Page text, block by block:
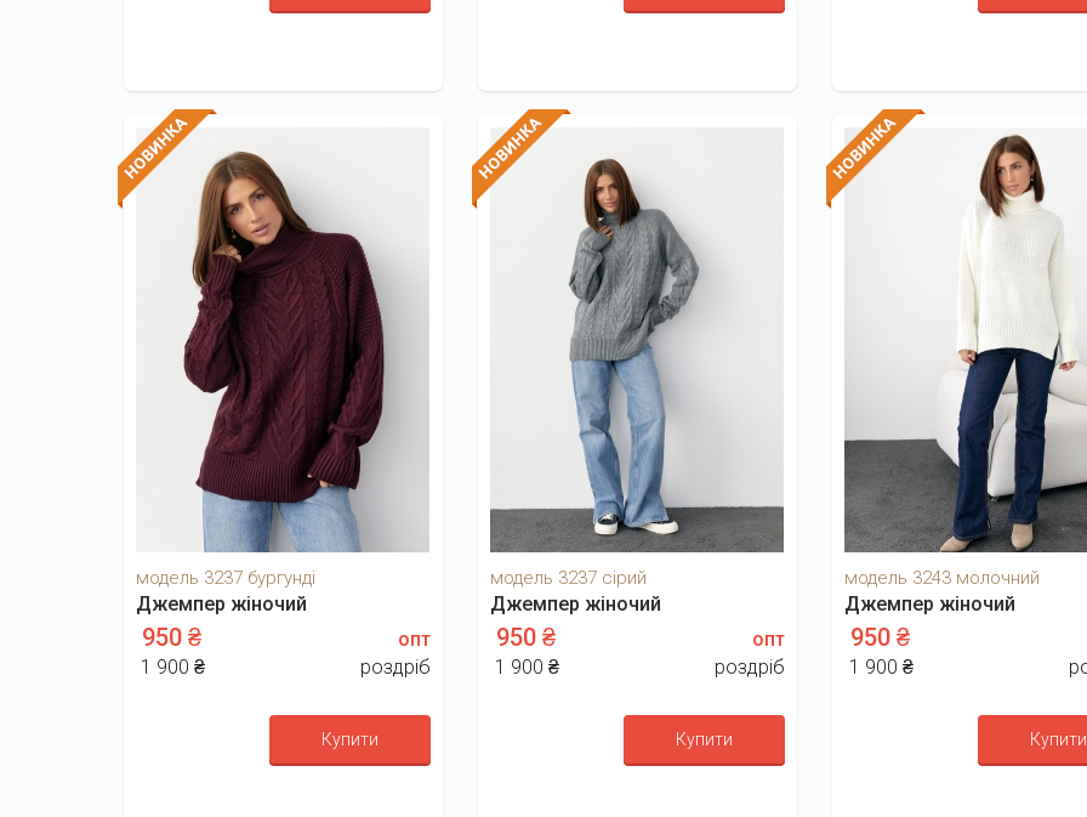
модель 3237 бургунді
Джемпер жіночий
950 ₴
опт
1 900 ₴
роздріб
Купити
модель 3237 сірий
Джемпер жіночий
950 ₴
опт
1 900 ₴
роздріб
Купити
модель 3243 молочний
Джемпер жіночий
950 ₴
1 900 ₴
Купити